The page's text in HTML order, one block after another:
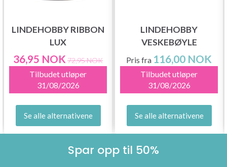
LINDEHOBBY RIBBON
LUX
36,95 NOK 72,95 NOK
Tilbudet utløper
31/08/2026
Se alle alternativene
LINDEHOBBY
VESKEBØYLE
Pris fra 116,00 NOK
Tilbudet utløper
31/08/2026
Se alle alternativene
Spar opp til 50%